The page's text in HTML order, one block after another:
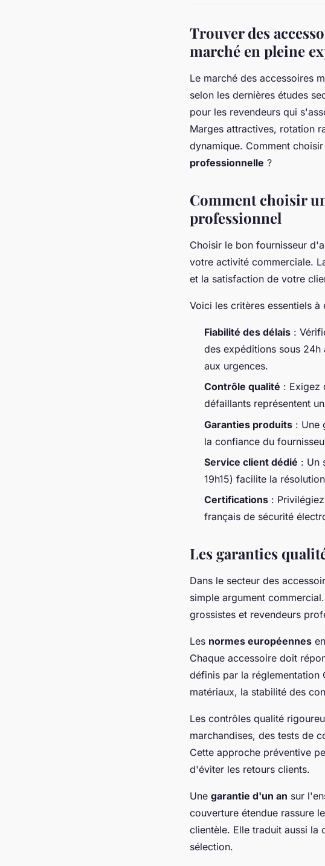
Trouver des
marché en pleine
Le marché des accessoires
selon les dernières études
pour les revendeurs qui
Marges attractives, rotation
dynamique. Comment
professionnelle ?
Comment choisir
professionnel
Choisir le bon fournisseur
votre activité commerciale.
et la satisfaction de votre
Voici les critères essentiels
Fiabilité des délais :
des expéditions sous
aux urgences.
Contrôle qualité : Exigez
défaillants représentent
Garanties produits : Une
la confiance du
Service client dédié : Un
19h15) facilite la
Certifications :
français de sécurité
Les garanties
Dans le secteur des
simple argument
grossistes et revendeurs
Les normes européennes
Chaque accessoire doit
définis par la réglementation
matériaux, la stabilité des
Les contrôles qualité
marchandises, des tests de
Cette approche préventive
d'éviter les retours clients.
Une garantie d'un an sur
couverture étendue rassure
clientèle. Elle traduit aussi la
sélection.